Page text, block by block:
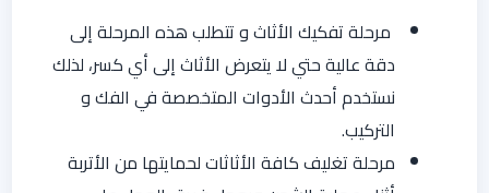
مرحلة تفكيك الأثاث و تتطلب هذه المرحلة إلى
دقة عالية حتي لا يتعرض الأثاث إلى أي كسر، لذلك
نستخدم أحدث الأدوات المتخصصة في الفك و
التركيب.
مرحلة تغليف كافة الأثاثات لحمايتها من الأتربة